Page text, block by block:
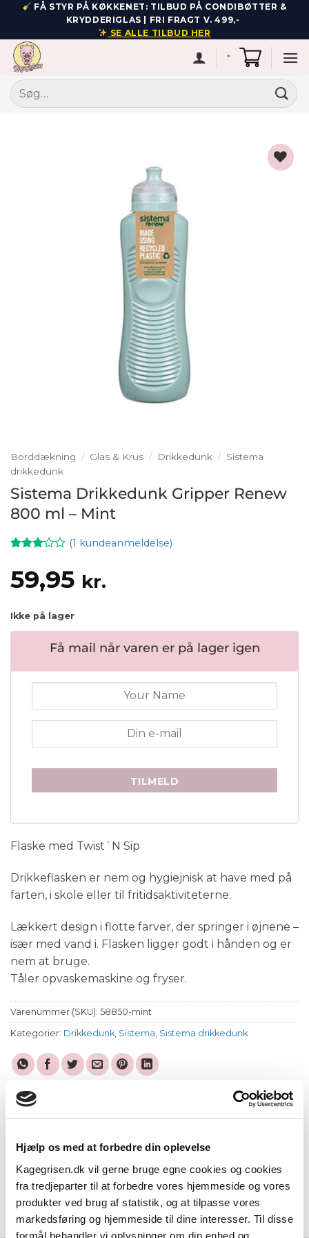
Hjælp os med at forbedre din oplevelse
Kagegrisen.dk vil gerne bruge egne cookies og cookies
fra tredjeparter til at forbedre vores hjemmeside og vores
produkter ved brug af statistik, og at tilpasse vores
markedsføring og hjemmeside til dine interesser. Til disse
formål behandler vi oplysninger om din enhed og
Fortsæt
indhold
FÅ STYR PÅ KØKKENET: TILBUD PÅ CONDIBØTTER &
KRYDDERIGLAS | FRI FRAGT V. 499,-
SE ALLE TILBUD HER
*
Søg
efter:
Borddækning / Glas & Krus / Drikkedunk / Sistema
drikkedunk
Sistema Drikkedunk Gripper Renew
800 ml – Mint
som3
ud af
på
(1 kundeanmeldelse)
59,95 kr.
Ikke på lager
Få mail når varen er på lager igen
TILMELD
Flaske med Twist´N Sip
Drikkeflasken er nem og hygiejnisk at have med på
farten, i skole eller til fritidsaktiviteterne.
Lækkert design i flotte farver, der springer i øjnene –
især med vand i. Flasken ligger godt i hånden og er
nem at bruge.
Tåler opvaskemaskine og fryser.
Varenummer (SKU): 58850-mint
Kategorier: Drikkedunk, Sistema, Sistema drikkedunk
Beskrivelse
Yderligere information
Anmeldelser (1)